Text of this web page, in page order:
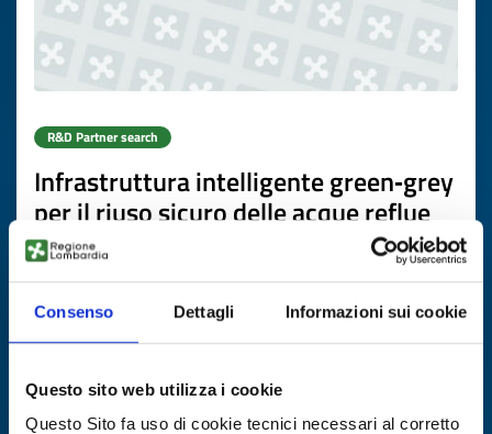
Consenso Dettagli Informazioni sui cookie
Questo sito web utilizza i cookie
Questo Sito fa uso di cookie tecnici necessari al corretto
R&D Partner search
Infrastruttura intelligente green‑grey
per il riuso sicuro delle acque reflue
vitivinicole e agro‑alimentari
ID: RDRES20260505013
DISCOVER MORE →
Expires on15 settembre 2026